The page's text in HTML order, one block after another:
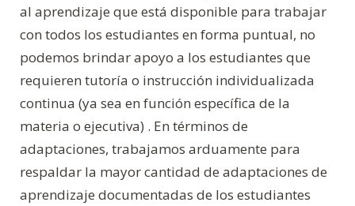
al aprendizaje que está disponible para trabajar
con todos los estudiantes en forma puntual, no
podemos brindar apoyo a los estudiantes que
requieren tutoría o instrucción individualizada
continua (ya sea en función específica de la
materia o ejecutiva) . En términos de
adaptaciones, trabajamos arduamente para
respaldar la mayor cantidad de adaptaciones de
aprendizaje documentadas de los estudiantes